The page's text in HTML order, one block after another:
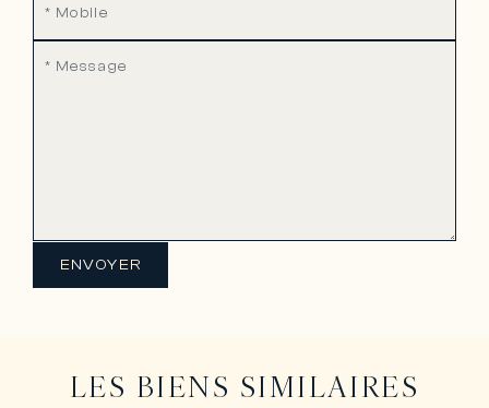
ENVOYER
LES BIENS SIMILAIRES